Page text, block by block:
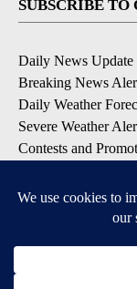
SUBSCRIBE
Daily News Update
Breaking News
Daily Weather
Severe Weather
Contests and